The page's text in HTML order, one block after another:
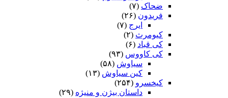
ضحاک (۷)
فریدون (۲۶)
ایرج (۷)
کیومرث (۲)
کی قباد (۶)
کی کاووس (۹۳)
سیاوش (۵۸)
کین سیاوش (۱۳)
کیخسرو (۲۵۴)
داستان بیژن و منیژه (۲۹)